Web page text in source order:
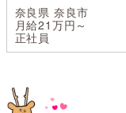
奈良県 奈良市
月給21万円～
正社員